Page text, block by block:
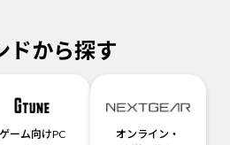
ドから探す
ゲーム向けPC
オンライン・